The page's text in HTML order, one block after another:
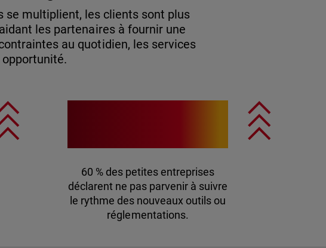
se multiplient, les clients sont plus
les partenaires à fournir une
au quotidien, les services
60 % des petites entreprises
déclarent ne pas parvenir à suivre
le rythme des nouveaux outils ou
réglementations.